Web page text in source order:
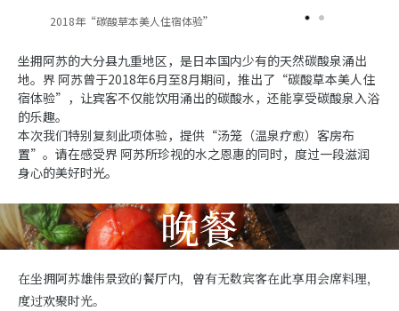
2018年“碳酸草本美人住宿体验”
坐拥阿苏的大分县九重地区，是日本国内少有的天然碳酸泉涌出
地。界 阿苏曾于2018年6月至8月期间，推出了“碳酸草本美人住
宿体验”，让宾客不仅能饮用涌出的碳酸水，还能享受碳酸泉入浴
的乐趣。
本次我们特别复刻此项体验，提供“汤笼（温泉疗愈）客房布
置”。请在感受界 阿苏所珍视的水之恩惠的同时，度过一段滋润
身心的美好时光。
晚餐
在坐拥阿苏雄伟景致的餐厅内，曾有无数宾客在此享用会席料理，
度过欢聚时光。